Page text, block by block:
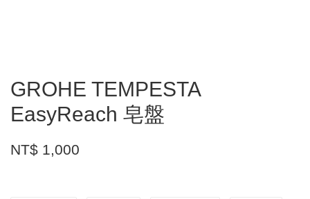
GROHE TEMPESTA
EasyReach 皂盤
NT$ 1,000